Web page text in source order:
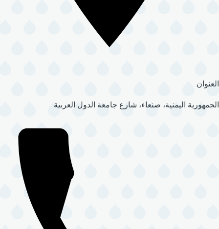
العنوان
الجمهورية اليمنية، صنعاء، شارع جامعة الدول العربية